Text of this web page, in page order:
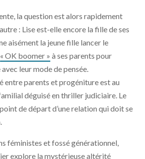
la question est alors rapidement
: Lise est-elle encore la fille de ses
aisément la jeune fille lancer le
« OK boomer » à ses parents pour
leur mode de pensée.
entre parents et progéniture est au
déguisé en thriller judiciaire. Le
de départ d’une relation qui doit se
féministes et fossé générationnel,
explore la mystérieuse altérité